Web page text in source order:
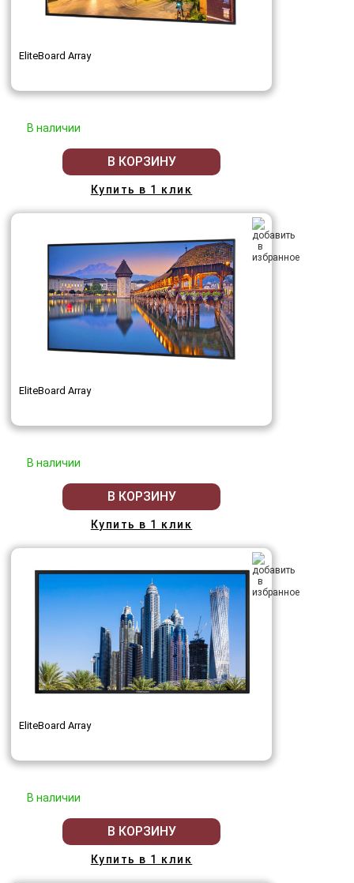
EliteBoard Array
В наличии
В КОРЗИНУ
Купить в 1 клик
EliteBoard Array
В наличии
В КОРЗИНУ
Купить в 1 клик
EliteBoard Array
В наличии
В КОРЗИНУ
Купить в 1 клик